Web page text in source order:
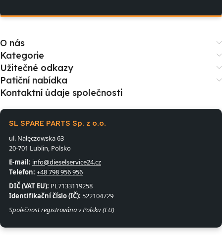
O nás
Kategorie
Užitečné odkazy
Patiční nabídka
Kontaktní údaje společnosti
SL SPARE PARTS Sp. z o.o.
ul. Nałęczowska 63
20-701 Lublin, Polsko
E-mail: info@dieselservice24.cz
Telefon: +48 798 956 956
DIČ (VAT EU): PL7133119258
Identifikační číslo (IČ): 522104729
Společnost registrována v Polsku (EU)